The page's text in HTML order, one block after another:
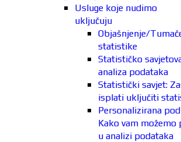
Usluge koje nudimo
uključuju
Objašnjenje/
statistike
Statističko
analiza podataka
Statistički savjet:
isplati uključiti
Personalizirana
Kako vam možemo
u analizi podataka